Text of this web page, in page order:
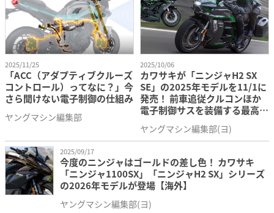
エンジン
オイル容
量
4.7L
燃料タ
ンク容
量
19L
燃料供給
方式
フューエルインジェクション
乗車定
2名
トランス
ミッショ
常噛6段リターン
燃料消
費率
ｍ/L）
※1
28.5km/L(国土
届出値：60km/
燃費値、2名乗
形式
湿式多板
18.4㎞/L（
ド値 クラス3-2
1
速
3.076(40/13)
最小回
転半径
2025/11/25
「ACC（アダプティブクルーズ
コントロール）ってなに？」今
さら聞けない電子制御の仕組み
ヤングマシン編集部
2025/10/06
カワサキが「ニンジャH2 SX
SE」の2025年モデルを11/1に
発売！ 前車追従クルコンほか
電子制御サスを装備する最高峰
ツアラー
ヤングマシン編集部(ヨ)
2025/09/17
今度のニンジャはゴールドの差し色！ カワサキ
「ニンジャ1100SX」「ニンジャH2 SX」シリーズ
の2026年モデルが登場【海外】
ヤングマシン編集部(ヨ)